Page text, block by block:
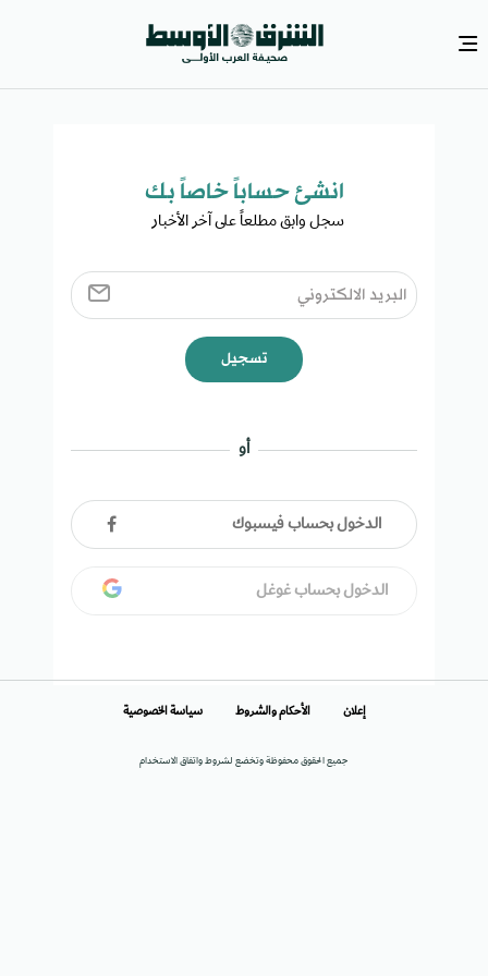
انشئ حساباً خاصاً بك​
سجل وابق مطلعاً على آخر الأخبار ​
تسجيل
أو
الدخول بحساب فيسبوك
الدخول بحساب غوغل
جميع الحقوق محفوظة وتخضع لشروط واتفاق الاستخدام
إعلان الأحكام والشروط سياسة الخصوصية